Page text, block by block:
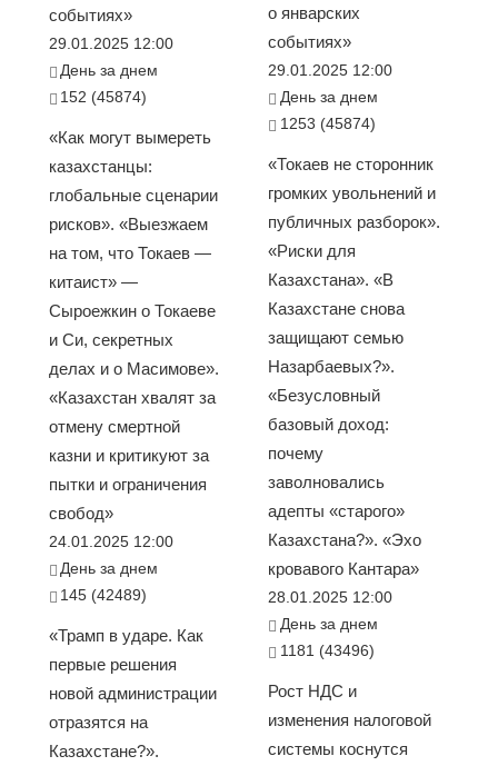
событиях»
29.01.2025 12:00
День за днем
152 (45874)
«Как могут вымереть
казахстанцы:
глобальные сценарии
рисков». «Выезжаем
на том, что Токаев —
китаист» —
Сыроежкин о Токаеве
и Си, секретных
делах и о Масимове».
«Казахстан хвалят за
отмену смертной
казни и критикуют за
пытки и ограничения
свобод»
24.01.2025 12:00
День за днем
145 (42489)
«Трамп в ударе. Как
первые решения
новой администрации
отразятся на
Казахстане?».
о январских
событиях»
29.01.2025 12:00
День за днем
1253 (45874)
«Токаев не сторонник
громких увольнений и
публичных разборок».
«Риски для
Казахстана». «В
Казахстане снова
защищают семью
Назарбаевых?».
«Безусловный
базовый доход:
почему
заволновались
адепты «старого»
Казахстана?». «Эхо
кровавого Кантара»
28.01.2025 12:00
День за днем
1181 (43496)
Рост НДС и
изменения налоговой
системы коснутся